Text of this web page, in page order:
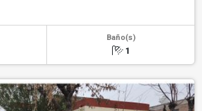
Baño(s)
1